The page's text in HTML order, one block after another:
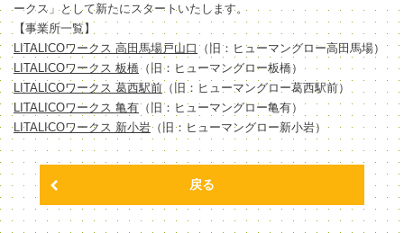
ークス」として新たにスタートいたします。
【事業所一覧】
LITALICOワークス 高田馬場戸山口 （旧：ヒューマングロー高田馬場）
LITALICOワークス 板橋（旧：ヒューマングロー板橋）
LITALICOワークス 葛西駅前 （旧：ヒューマングロー葛西駅前）
LITALICOワークス 亀有（旧：ヒューマングロー亀有）
LITALICOワークス 新小岩（旧：ヒューマングロー新小岩）
戻る